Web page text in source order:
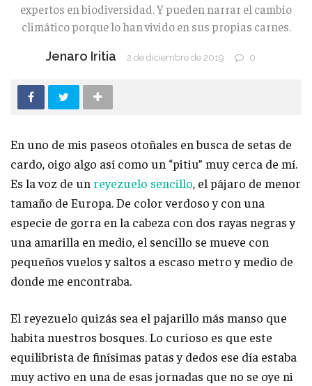
expertos en biodiversidad. Y pueden narrar el cambio
climático porque lo han vivido en sus propias carnes.
Jenaro Iritia 2 de diciembre de 2019 0
En uno de mis paseos otoñales en busca de setas de
cardo, oigo algo así como un “pitiu” muy cerca de mí.
Es la voz de un reyezuelo sencillo, el pájaro de menor
tamaño de Europa. De color verdoso y con una
especie de gorra en la cabeza con dos rayas negras y
una amarilla en medio, el sencillo se mueve con
pequeños vuelos y saltos a escaso metro y medio de
donde me encontraba.
El reyezuelo quizás sea el pajarillo más manso que
habita nuestros bosques. Lo curioso es que este
equilibrista de finísimas patas y dedos ese día estaba
muy activo en una de esas jornadas que no se oye ni